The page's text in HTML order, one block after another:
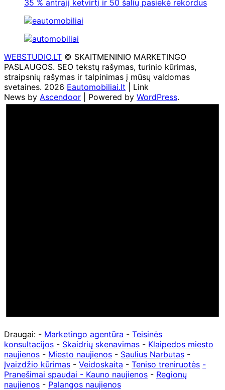
35 % antrąjį ketvirtį ir 50 šalių pasiekė rekordus
WEBSTUDIO.LT © SKAITMENINIO MARKETINGO
PASLAUGOS. SEO tekstų rašymas, turinio kūrimas,
straipsnių rašymas ir talpinimas į mūsų valdomas
svetaines. 2026 Eautomobiliai.lt | Link
News by Ascendoor | Powered by WordPress.
Draugai: - Marketingo agentūra - Teisinės
konsultacijos - Skaidrių skenavimas - Klaipedos miesto
naujienos - Miesto naujienos - Saulius Narbutas -
Įvaizdžio kūrimas - Veidoskaita - Teniso treniruotės -
Pranešimai spaudai - Kauno naujienos - Regionų
naujienos - Palangos naujienos